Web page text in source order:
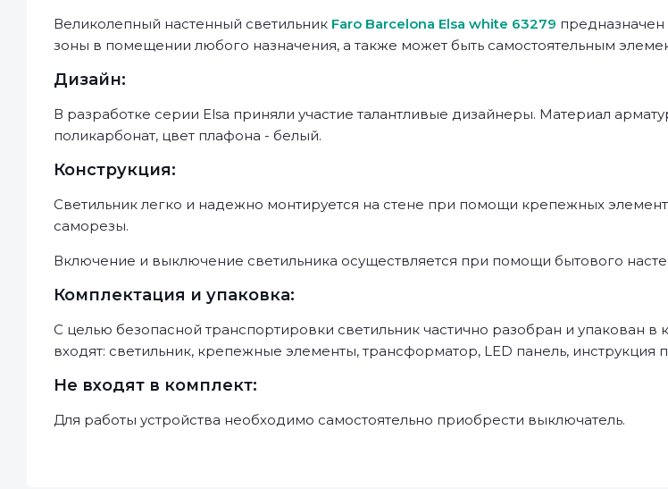
Великолепный настенный светильник Faro Barcelona Elsa white 63279
зоны в помещении любого назначения, а также может быть самостоятельным
Дизайн:
В разработке серии Elsa приняли участие талантливые дизайнеры. Материал
поликарбонат, цвет плафона - белый.
Конструкция:
Светильник легко и надежно монтируется на стене при помощи крепежных
саморезы.
Включение и выключение светильника осуществляется при помощи бытового
Комплектация и упаковка:
С целью безопасной транспортировки светильник частично разобран и упакован
входят: светильник, крепежные элементы, трансформатор, LED панель, инструкция
Не входят в комплект:
Для работы устройства необходимо самостоятельно приобрести выключатель.